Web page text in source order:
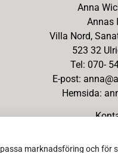
Anna
Annas
Villa Nord,
523 32
Tel: 070-
E-post:
Hemsida:
Copyright Ⓒ 2026 Annas
marknadsföring och för